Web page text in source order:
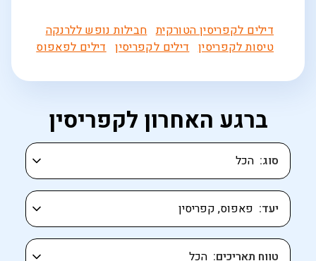
דילים לקפריסין הטורקית חבילות נופש ללרנקה
טיסות לקפריסין דילים לקפריסין דילים לפאפוס
ברגע האחרון לקפריסין
יעד
סוג
טווח תאריכים